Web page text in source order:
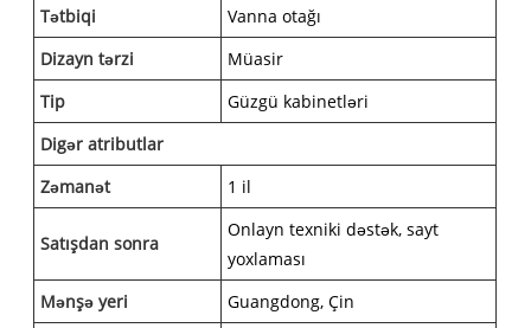
Tətbiqi
Vanna otağı
Dizayn tərzi
Müasir
Tip
Güzgü kabinetləri
Digər atributlar
Zəmanət
1 il
Satışdan sonra
Onlayn texniki dəstək, sayt
yoxlaması
Mənşə yeri
Guangdong, Çin